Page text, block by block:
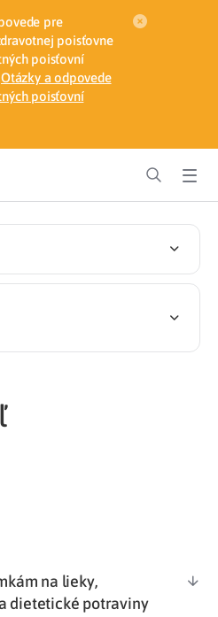
pre
poisťovne
poisťovní
Otázky a odpovede
poisťovní
na lieky,
dietetické potraviny